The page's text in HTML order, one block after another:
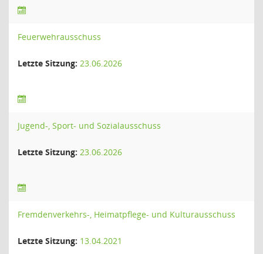
Feuerwehrausschuss
Letzte Sitzung: 23.06.2026
Jugend-, Sport- und Sozialausschuss
Letzte Sitzung: 23.06.2026
Fremdenverkehrs-, Heimatpflege- und Kulturausschuss
Letzte Sitzung: 13.04.2021